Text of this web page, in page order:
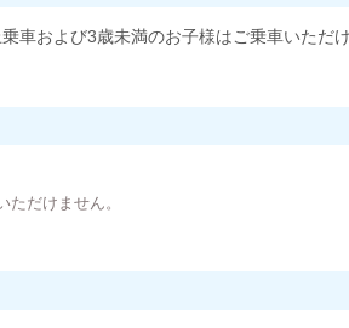
車および3歳未満のお子様はご乗車いただ
だけません。